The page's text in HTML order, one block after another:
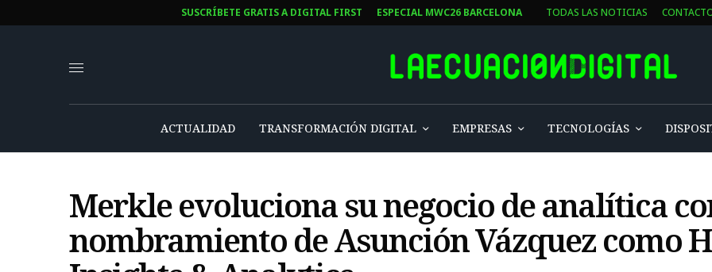
SUSCRÍBETE GRATIS A DIGITAL FIRST ESPECIAL MWC26 BARCELONA TODAS LAS NOTICIAS
ACTUALIDAD TRANSFORMACIÓN DIGITAL EMPRESAS TECNOLOGÍAS
Merkle evoluciona su negocio de analítica
nombramiento de Asunción Vázquez como